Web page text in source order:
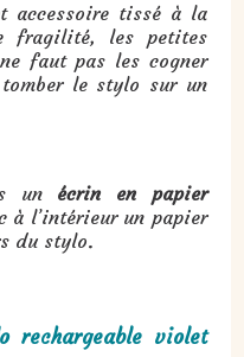
accessoire tissé à la
fragilité, les petites
faut pas les cogner
le stylo sur un
un écrin en papier
à l’intérieur un papier
du stylo.
rechargeable violet